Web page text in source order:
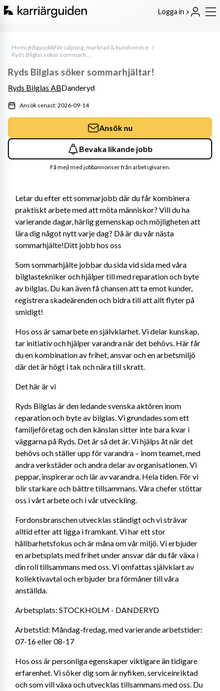
Logga in
HemLediga jobbFörsäljning, marknad & kundservice
Ryds Bilglas söker sommarhjältar!
Letar du efter ett sommarjobb där du får kombinera
praktiskt arbete med att möta människor? Vill du ha
varierande dagar, härlig gemenskap och möjligheten att
lära dig något nytt varje dag? Då är du vår nästa
sommarhjälte!Ditt jobb hos oss
Som sommarhjälte jobbar du sida vid sida med våra
bilglastekniker och hjälper till med reparation och byte
av bilglas. Du kan även få chansen att ta emot kunder,
registrera skadeärenden och bidra till att allt flyter på
smidigt!
Hos oss är samarbete en självklarhet. Vi delar kunskap,
tar initiativ och hjälper varandra när det behövs. Här får
du en kombination av frihet, ansvar och en arbetsmiljö
där det är högt i tak och nära till skratt.
Det här är vi
Ryds Bilglas är den ledande svenska aktören inom
reparation och byte av bilglas. Vi grundades som ett
familjeföretag och den känslan sitter inte bara kvar i
väggarna på Ryds. Det är så det är. Vi hjälps åt när det
behövs och ställer upp för varandra – inom teamet, med
andra verkstäder och andra delar av organisationen. Vi
peppar, inspirerar och lär av varandra. Hela tiden. För vi
blir starkare och bättre tillsammans. Våra chefer stöttar
oss i vårt arbete och i vår utveckling.
Fordonsbranschen utvecklas ständigt och vi strävar
alltid efter att ligga i framkant. Vi har ett stor
hållbarhetsfokus och är måna om vår miljö. Vi erbjuder
en arbetsplats med frihet under ansvar där du får växa i
din roll tillsammans med oss. Vi omfattas självklart av
kollektivavtal och erbjuder bra förmåner till våra
anställda.
Arbetsplats: STOCKHOLM - DANDERYD
Arbetstid: Måndag-fredag, med varierande arbetstider:
07-16 eller 08-17
Hos oss är personliga egenskaper viktigare än tidigare
erfarenhet. Vi söker dig som är nyfiken, serviceinriktad
och som vill växa och utvecklas tillsammans med oss. Du
Ryds Bilglas söker sommarhjältar!
Ryds Bilglas ABDanderyd
Ansök senast: 2026-09-14
Ansök nu
Bevaka likande jobb
Få mejl med jobbannonser från arbetsgivaren.